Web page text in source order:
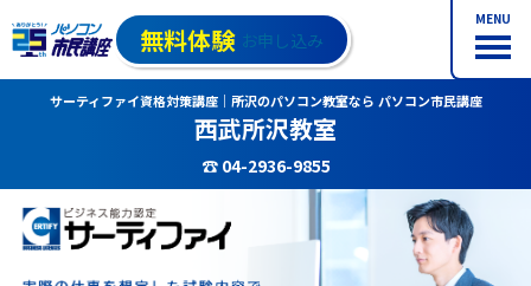
MENU
無料体験 お申し込み
サーティファイ資格対策講座｜所沢のパソコン教室なら パソコン市民講座
西武所沢教室
☎ 04-2936-9855